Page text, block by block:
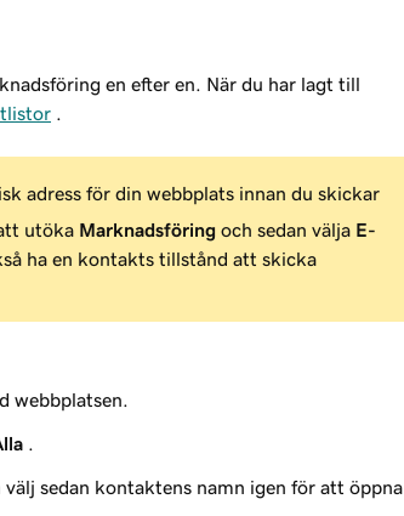
en efter en. När du har lagt till
adress för din webbplats innan du skickar
utöka Marknadsföring och sedan välja E-
ha en kontakts tillstånd att skicka
webbplatsen.
sedan kontaktens namn igen för att öppna